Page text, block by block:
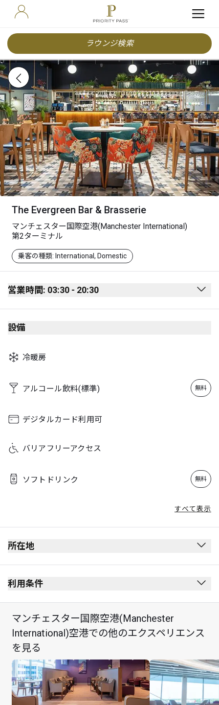
ラウンジ検索
The Evergreen Bar & Brasserie
マンチェスター国際空港(Manchester International)
第2ターミナル
乗客の種類: International, Domestic
営業時間: 03:30 - 20:30
Monday 03:30 - 20:30
Tuesday
Thursday
Friday 03:30 - 20:30
Sunday
設備
冷暖房
アルコール飲料(標準) 無料
デジタルカード利用可
バリアフリーアクセス
ソフトドリンク 無料
すべて表示
所在地
利用条件
マンチェスター国際空港(Manchester
International)空港での他のエクスペリエンス
を見る